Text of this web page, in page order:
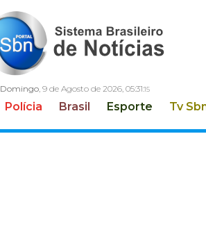
Domingo, 9 de Agosto de 2026, 05:31:17
Polícia Brasil Esporte Tv